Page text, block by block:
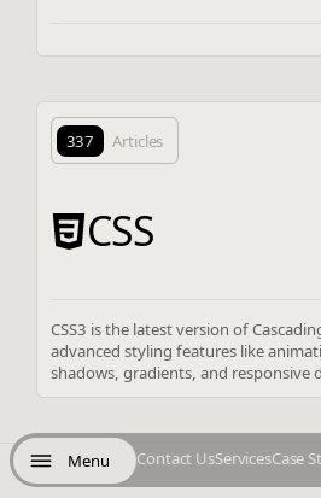
Menu Contact UsServicesCase
337 Articles
CSS
CSS3 is the latest version of
advanced styling features like
shadows, gradients, and responsive